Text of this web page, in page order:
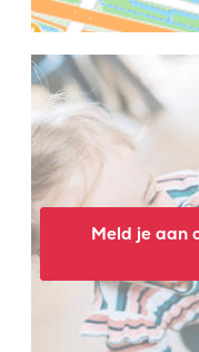
Meld je aan